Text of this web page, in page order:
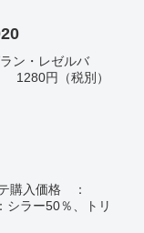
ン・レゼルバ
1280円（税別）
テ購入価格 ：
ラー50％、トリ